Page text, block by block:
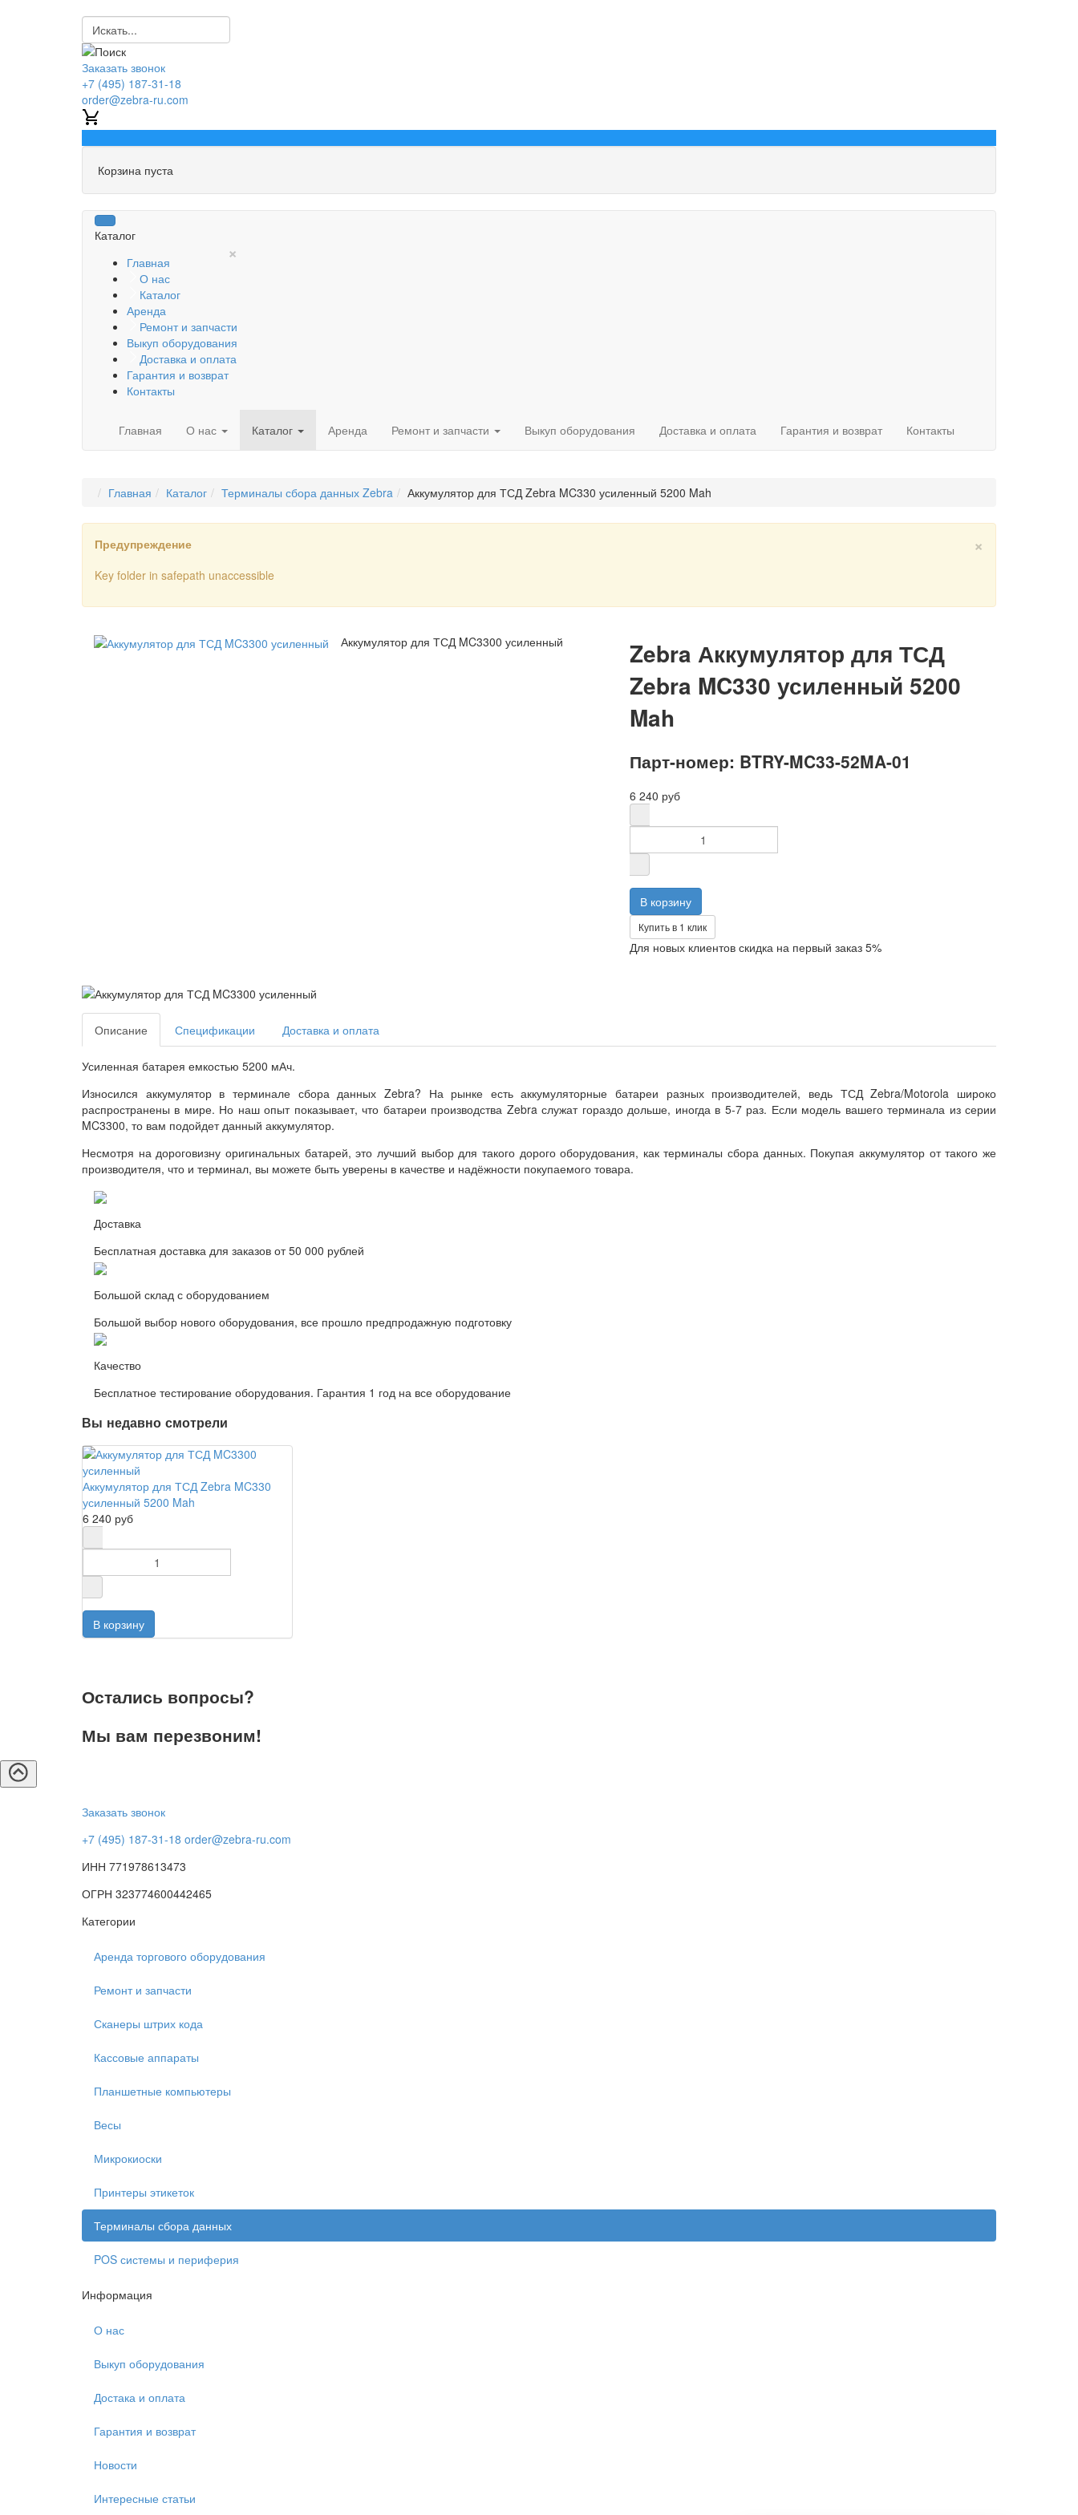
Заказать звонок
+7 (495) 187-31-18
order@zebra-ru.com
Корзина пуста
Каталог
×
Главная
О нас
Каталог
Аренда
Ремонт и запчасти
Выкуп оборудования
Доставка и оплата
Гарантия и возврат
Контакты
Главная О нас Каталог Аренда Ремонт и запчасти Выкуп оборудования Доставка и оплата Гарантия и возврат Контакты
Главная Каталог Терминалы сбора данных Zebra Аккумулятор для ТСД Zebra MC330 усиленный 5200 Mah
×
Предупреждение
Key folder in safepath unaccessible
Аккумулятор для ТСД MC3300 усиленный
Zebra Аккумулятор для ТСД
Zebra MC330 усиленный 5200
Mah
Парт-номер: BTRY-MC33-52MA-01
6 240 руб
Купить в 1 клик
Для новых клиентов скидка на первый заказ 5%
Описание Спецификации Доставка и оплата
Усиленная батарея емкостью 5200 мАч.
Износился аккумулятор в терминале сбора данных Zebra? На рынке есть аккумуляторные батареи разных производителей, ведь ТСД Zebra/Motorola широко
распространены в мире. Но наш опыт показывает, что батареи производства Zebra служат гораздо дольше, иногда в 5-7 раз. Если модель вашего терминала из серии
MC3300, то вам подойдет данный аккумулятор.
Несмотря на дороговизну оригинальных батарей, это лучший выбор для такого дорого оборудования, как терминалы сбора данных. Покупая аккумулятор от такого же
производителя, что и терминал, вы можете быть уверены в качестве и надёжности покупаемого товара.
Доставка
Бесплатная доставка для заказов от 50 000 рублей
Большой склад с оборудованием
Большой выбор нового оборудования, все прошло предпродажную подготовку
Качество
Бесплатное тестирование оборудования. Гарантия 1 год на все оборудование
Вы недавно смотрели
Аккумулятор для ТСД Zebra MC330
усиленный 5200 Mah
6 240 руб
Остались вопросы?
Мы вам перезвоним!
Заказать звонок
+7 (495) 187-31-18 order@zebra-ru.com
ИНН 771978613473
ОГРН 323774600442465
Категории
Аренда торгового оборудования
Ремонт и запчасти
Сканеры штрих кода
Кассовые аппараты
Планшетные компьютеры
Весы
Микрокиоски
Принтеры этикеток
Терминалы сбора данных
POS системы и периферия
Информация
О нас
Выкуп оборудования
Достака и оплата
Гарантия и возврат
Новости
Интересные статьи